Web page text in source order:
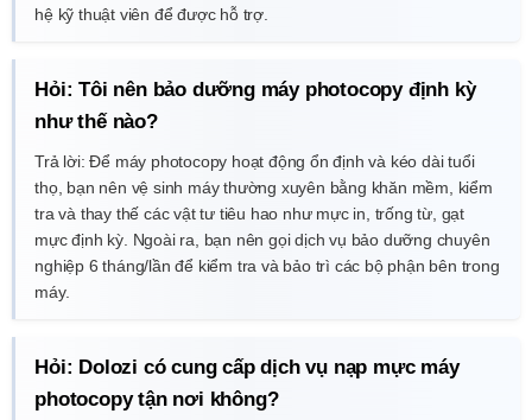
hệ kỹ thuật viên để được hỗ trợ.
Hỏi: Tôi nên bảo dưỡng máy photocopy định kỳ
như thế nào?
Trả lời: Để máy photocopy hoạt động ổn định và kéo dài tuổi
thọ, bạn nên vệ sinh máy thường xuyên bằng khăn mềm, kiểm
tra và thay thế các vật tư tiêu hao như mực in, trống từ, gạt
mực định kỳ. Ngoài ra, bạn nên gọi dịch vụ bảo dưỡng chuyên
nghiệp 6 tháng/lần để kiểm tra và bảo trì các bộ phận bên trong
máy.
Hỏi: Dolozi có cung cấp dịch vụ nạp mực máy
photocopy tận nơi không?